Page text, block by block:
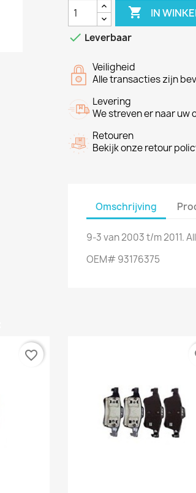
 IN
 Leverbaar
Veiligheid
Alle transacties zijn
Levering
We streven er naar uw
Retouren
Bekijk onze retour
Omschrijving
9-3 van 2003 t/m 2011.
OEM# 93176375
favorite_border